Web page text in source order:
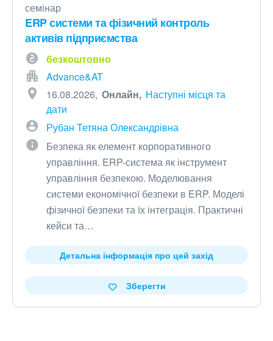
семінар
ERP системи та фізичний контроль
активів підприємства
безкоштовно
Advance&AT
16.08.2026 Онлайн Наступні місця та
дати
Рубан Тетяна Олександрівна
Безпека як елемент корпоративного
управління. ERP-система як інструмент
управління безпекою. Моделювання
системи економічної безпеки в ERP. Моделі
фізичної безпеки та їх інтеграція. Практичні
кейси та…
Детальна інформація про цей захід
Зберегти